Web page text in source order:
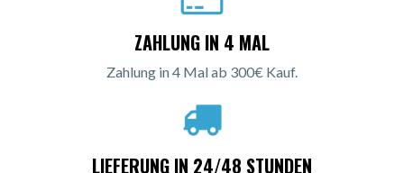
ZAHLUNG IN 4 MAL
Zahlung in 4 Mal ab 300€ Kauf.
LIEFERUNG IN 24/48 STUNDEN